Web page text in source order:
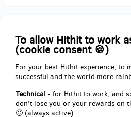
To allow Hithit to work
(cookie consent 🍪)
For your best Hithit experience, to
successful and the world more
Technical - for Hithit to work, and
don't lose you or your rewards on
🙂 (always active)
Kniha pro Vás s
odběr
V rámci této odměny za Vámi zamíří
bratři Baťové obouvali svět – spolu s
strůjce nápadu R. Hájkem.